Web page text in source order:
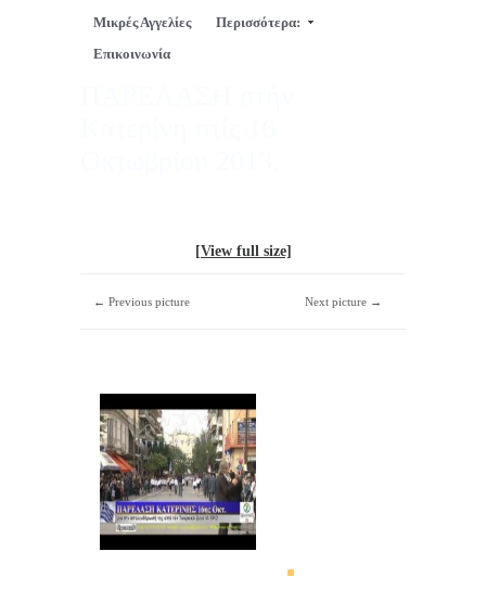
Μικρές Αγγελίες
Περισσότερα:
Επικοινωνία
[View full size]
← Previous picture Next picture →